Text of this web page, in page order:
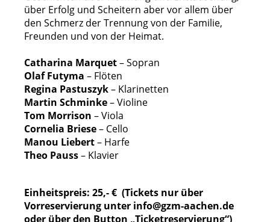
über Erfolg und Scheitern aber vor allem über
den Schmerz der Trennung von der Familie,
Freunden und von der Heimat.
Catharina Marquet– Sopran
Olaf Futyma – Flöten
Regina Pastuszyk– Klarinetten
Martin Schminke– Violine
Tom Morrison – Viola
Cornelia Briese– Cello
Manou Liebert– Harfe
Theo Pauss– Klavier
Einheitspreis: 25,- € (Tickets nur über
Vorreservierung unter info@gzm-aachen.de
oder über den Button „Ticketreservierung“)